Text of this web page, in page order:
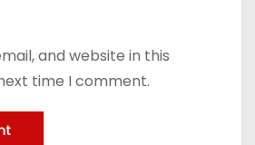
and website in this
time I comment.